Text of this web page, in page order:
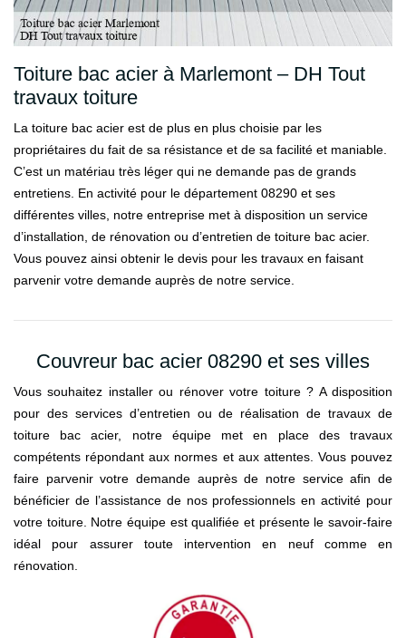
Toiture bac acier à Marlemont – DH Tout
travaux toiture
La toiture bac acier est de plus en plus choisie par les
propriétaires du fait de sa résistance et de sa facilité et maniable.
C’est un matériau très léger qui ne demande pas de grands
entretiens. En activité pour le département 08290 et ses
différentes villes, notre entreprise met à disposition un service
d’installation, de rénovation ou d’entretien de toiture bac acier.
Vous pouvez ainsi obtenir le devis pour les travaux en faisant
parvenir votre demande auprès de notre service.
Couvreur bac acier 08290 et ses villes
Vous souhaitez installer ou rénover votre toiture ? A disposition
pour des services d’entretien ou de réalisation de travaux de
toiture bac acier, notre équipe met en place des travaux
compétents répondant aux normes et aux attentes. Vous pouvez
faire parvenir votre demande auprès de notre service afin de
bénéficier de l’assistance de nos professionnels en activité pour
votre toiture. Notre équipe est qualifiée et présente le savoir-faire
idéal pour assurer toute intervention en neuf comme en
rénovation.